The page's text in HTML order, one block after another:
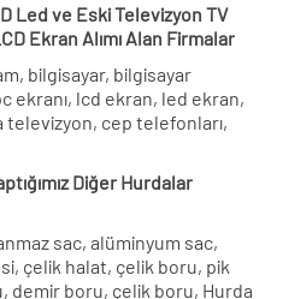
Led ve Eski Televizyon TV
Ekran Alımı Alan Firmalar
bilgisayar, bilgisayar
ekranı, lcd ekran, led ekran,
cep telefonları,
Diğer Hurdalar
sac, alüminyum sac,
çelik halat, çelik boru, pik
demir boru, çelik boru, Hurda